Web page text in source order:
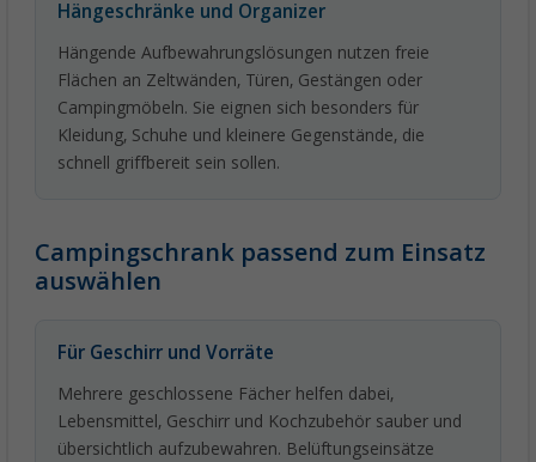
Hängeschränke und Organizer
Hängende Aufbewahrungslösungen nutzen freie
Flächen an Zeltwänden, Türen, Gestängen oder
Campingmöbeln. Sie eignen sich besonders für
Kleidung, Schuhe und kleinere Gegenstände, die
schnell griffbereit sein sollen.
Campingschrank passend zum Einsatz
auswählen
Für Geschirr und Vorräte
Mehrere geschlossene Fächer helfen dabei,
Lebensmittel, Geschirr und Kochzubehör sauber und
übersichtlich aufzubewahren. Belüftungseinsätze